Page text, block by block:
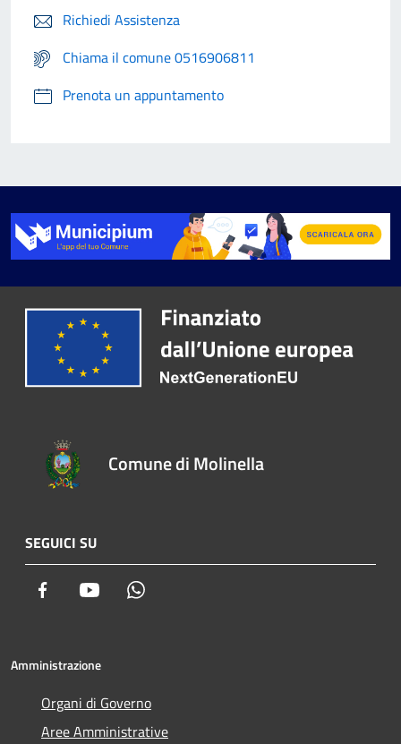
Richiedi Assistenza
Chiama il comune 0516906811
Prenota un appuntamento
Comune di Molinella
SEGUICI SU
Facebook Youtube
Amministrazione
Organi di Governo
Aree Amministrative